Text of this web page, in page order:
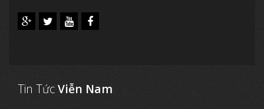
Tin TứcViễn Nam